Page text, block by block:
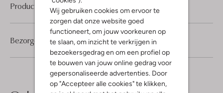
Wij gebruiken cookies om ervoor te
zorgen dat onze website goed
functioneert, om jouw voorkeuren op
te slaan, om inzicht te verkrijgen in
bezoekersgedrag en om een profiel op
te bouwen van jouw online gedrag voor
gepersonaliseerde advertenties. Door
op "Accepteer alle cookies" te klikken,
Product informatie
Bezorgen & retourneren